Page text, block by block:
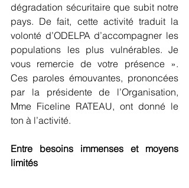
dégradation sécuritaire que subit notre
pays. De fait, cette activité traduit la
volonté d’ODELPA d’accompagner les
populations les plus vulnérables. Je
vous remercie de votre présence ».
Ces paroles émouvantes, prononcées
par la présidente de l’Organisation,
Mme Ficeline RATEAU, ont donné le
ton à l’activité.
Entre besoins immenses et moyens
limités